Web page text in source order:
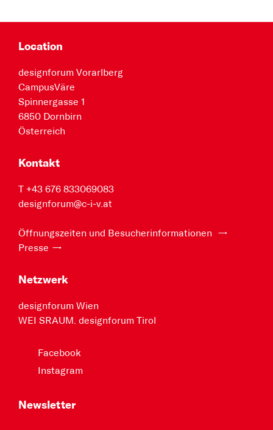
Location
designforum Vorarlberg
CampusVäre
Spinnergasse 1
6850 Dornbirn
Österreich
Kontakt
T +43 676 833069083
designforum@c-i-v.at
Öffnungszeiten und Besucherinformationen
Presse
Netzwerk
designforum Wien
WEI SRAUM. designforum Tirol
Facebook
Instagram
Newsletter